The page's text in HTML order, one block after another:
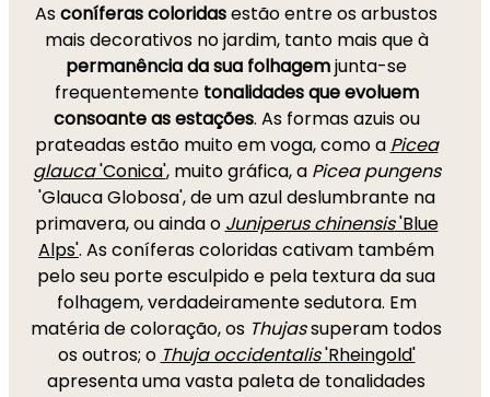
Asconíferas coloridasestão entre os arbustos
mais decorativos no jardim, tanto mais que à
permanência da sua folhagemjunta-se
frequentemente tonalidades que evoluem
consoante as estações. As formas azuis ou
prateadas estão muito em voga, como a Picea
glauca'Conica', muito gráfica, a Picea pungens
'Glauca Globosa', de um azul deslumbrante na
primavera, ou ainda o Juniperus chinensis'Blue
Alps'. As coníferas coloridas cativam também
pelo seu porte esculpido e pela textura da sua
folhagem, verdadeiramente sedutora. Em
matéria de coloração, os Thujassuperam todos
os outros; o Thuja occidentalis'Rheingold'
apresenta uma vasta paleta de tonalidades